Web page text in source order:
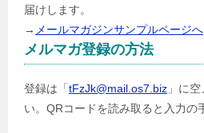
届けします。
→ メールマガジンサンプルページへ
メルマガ登録の方法
登録は「 tFzJk@mail.os7.biz 」に
い。QRコードを読み取ると入力の